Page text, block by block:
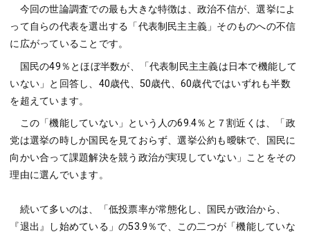
今回の世論調査での最も大きな特徴は、政治不信が、選挙によ
って自らの代表を選出する「代表制民主主義」そのものへの不信
に広がっていることです。
国民の49％とほぼ半数が、「代表制民主主義は日本で機能して
いない」と回答し、40歳代、50歳代、60歳代ではいずれも半数
を超えています。
この「機能していない」という人の69.4％と７割近くは、「政
党は選挙の時しか国民を見ておらず、選挙公約も曖昧で、国民に
向かい合って課題解決を競う政治が実現していない」ことをその
理由に選んでいます。
続いて多いのは、「低投票率が常態化し、国民が政治から、
『退出』し始めている」の53.9％で、この二つが「機能していな